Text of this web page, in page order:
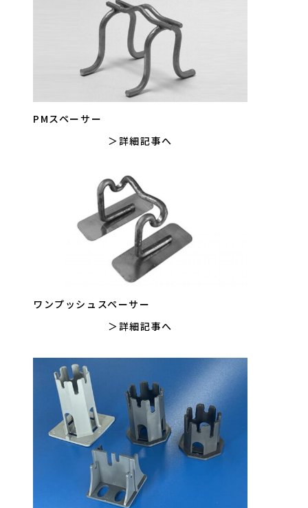
PMスペーサー
詳細記事へ
ワンプッシュスペーサー
詳細記事へ